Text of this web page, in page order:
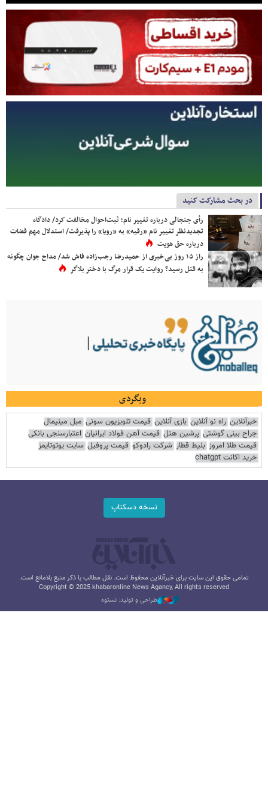
در بحث مشارکت کنید
رأی جنجالی درباره تغییر نام؛ ثبت‌احوال مخالفت کرد/ دادگاه
تجدیدنظر تغییر نام «رقیه» به «رویا» را پذیرفت/ استدلال مهم قضات
درباره حق هویت
راز ۱۵ روز بی‌خبری از حمیدرضا رجب‌زاده فاش شد/ مداح جوان چگونه
به قتل رسید؟ روایت یک قرار مرگ با دختر بلاگر
وبگردی
خبرآنلاین راه نو آنلاین بازی آنلاین قیمت تلویزیون سونی مبل مینیمال
جراح بینی گوشتی پرشین هتل قیمت آهن فولاد ایرانیان اعتبارسنجی بانکی
قیمت طلا امروز بلیط قطار شرکت رادوکو قیمت پروفیل سایت یوتوتایمز
خرید اکانت chatgpt
نسخه دسکتاپ
تمامی حقوق این سایت برای خبرآنلاین محفوظ است. نقل مطالب با ذکر منبع بلامانع است.
Copyright © 2025 khabaronline News Agancy, All rights reserved
طراحی و تولید: نستوه